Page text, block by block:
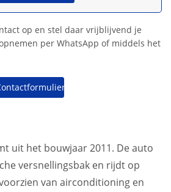
op en stel daar vrijblijvend je
per WhatsApp of middels het
uit het bouwjaar 2011. De auto
versnellingsbak en rijdt op
van airconditioning en